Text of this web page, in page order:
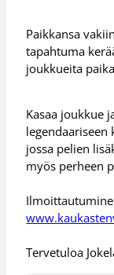
Paikkansa
tapahtuma
joukkueita
Kasaa joukkue
legendaariseen
jossa pelien
myös perheen
Tervetuloa